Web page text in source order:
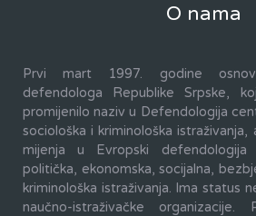
O nama
Prvi mart 1997. godine
defendologa Republike Srpske,
promijenilo naziv u Defendologija
sociološka i kriminološka
mijenja u Evropski
politička, ekonomska, socijalna,
kriminološka istraživanja. Ima status
naučno-istraživačke organizacije.